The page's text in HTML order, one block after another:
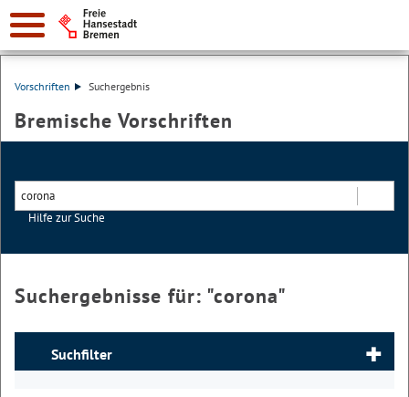
Vorschriften Suchergebnis
Bremische Vorschriften
Hilfe zur Suche
Suchergebnisse für: "corona"
Suchfilter